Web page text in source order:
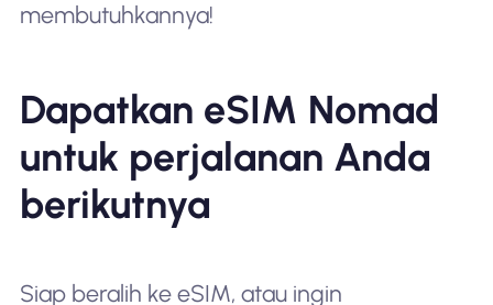
membutuhkannya!
Dapatkan eSIM Nomad
untuk perjalanan Anda
berikutnya
Siap beralih ke eSIM, atau ingin